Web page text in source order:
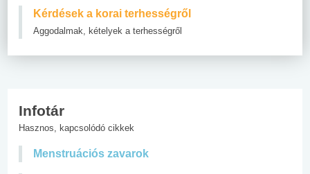
Kérdések a korai terhességről
Aggodalmak, kételyek a terhességről
Infotár
Hasznos, kapcsolódó cikkek
Menstruációs zavarok